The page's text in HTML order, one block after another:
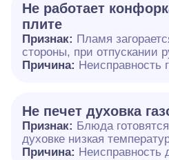
Не работает
плите
Признак: Пламя
стороны, при отпускании
Причина: Неисправность
Не печет духовка
Признак: Блюда
духовке низкая
Причина: Неисправность